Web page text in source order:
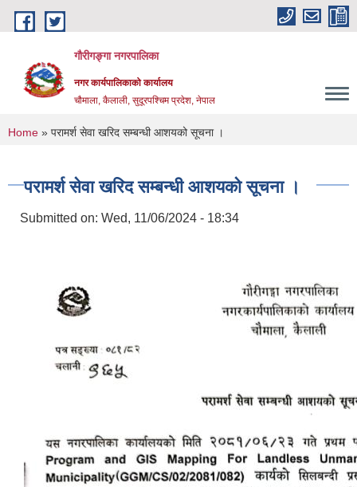
Skip to main content
गौरीगङ्गा नगरपालिका
नगर कार्यपालिकाको कार्यालय
चौमाला, कैलाली, सुदूरपश्चिम प्रदेश, नेपाल
You are here
Home » परामर्श सेवा खरिद सम्बन्धी आशयको सूचना ।
परामर्श सेवा खरिद सम्बन्धी आशयको सूचना ।
Submitted on: Wed, 11/06/2024 - 18:34